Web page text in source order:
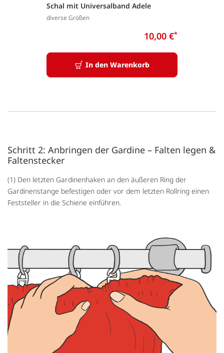
Schal mit Universalband Adele
diverse Größen
10,00 €*
In den Warenkorb
Schritt 2: Anbringen der Gardine – Falten legen &
Faltenstecker
(1) Den letzten Gardinenhaken an den äußeren Ring der
Gardinenstange befestigen oder vor dem letzten Rollring einen
Feststeller in die Schiene einführen.